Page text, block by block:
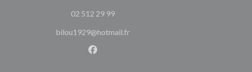
02 512 29 99
bilou1929@hotmail.fr
Facebook ((新しいウィンドウで開きます))